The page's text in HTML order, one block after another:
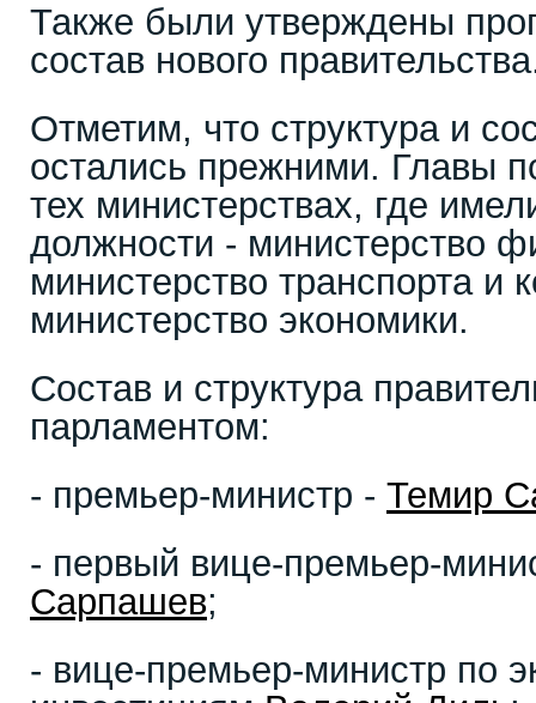
Также были утверждены
состав нового
Отметим, что структура и
остались прежними. Главы
тех министерствах, где
должности - министерство
министерство транспорта и
министерство экономики.
Состав и структура
парламентом:
- премьер-министр - Темир
- первый вице-премьер-
Сарпашев;
- вице-премьер-министр по